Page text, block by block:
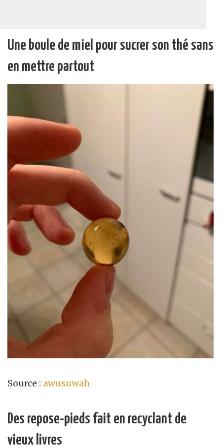
Une boule de miel pour sucrer son thé sans
en mettre partout
Source : awusuwah
Des repose-pieds fait en recyclant de
vieux livres